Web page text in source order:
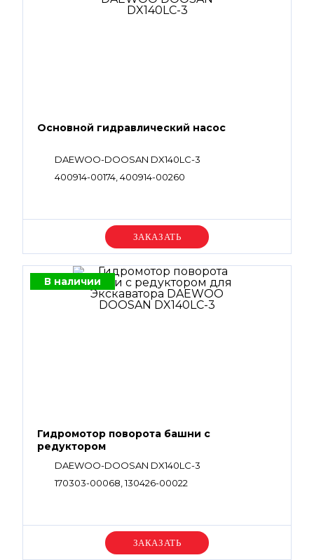
Основной гидравлический насос
DAEWOO-DOOSAN DX140LC-3
400914-00174, 400914-00260
Уточняйте цену
В наличии
Гидромотор поворота башни с
редуктором
DAEWOO-DOOSAN DX140LC-3
170303-00068, 130426-00022
Уточняйте цену